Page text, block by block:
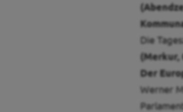
Die
(Merkur,
Der
Werner